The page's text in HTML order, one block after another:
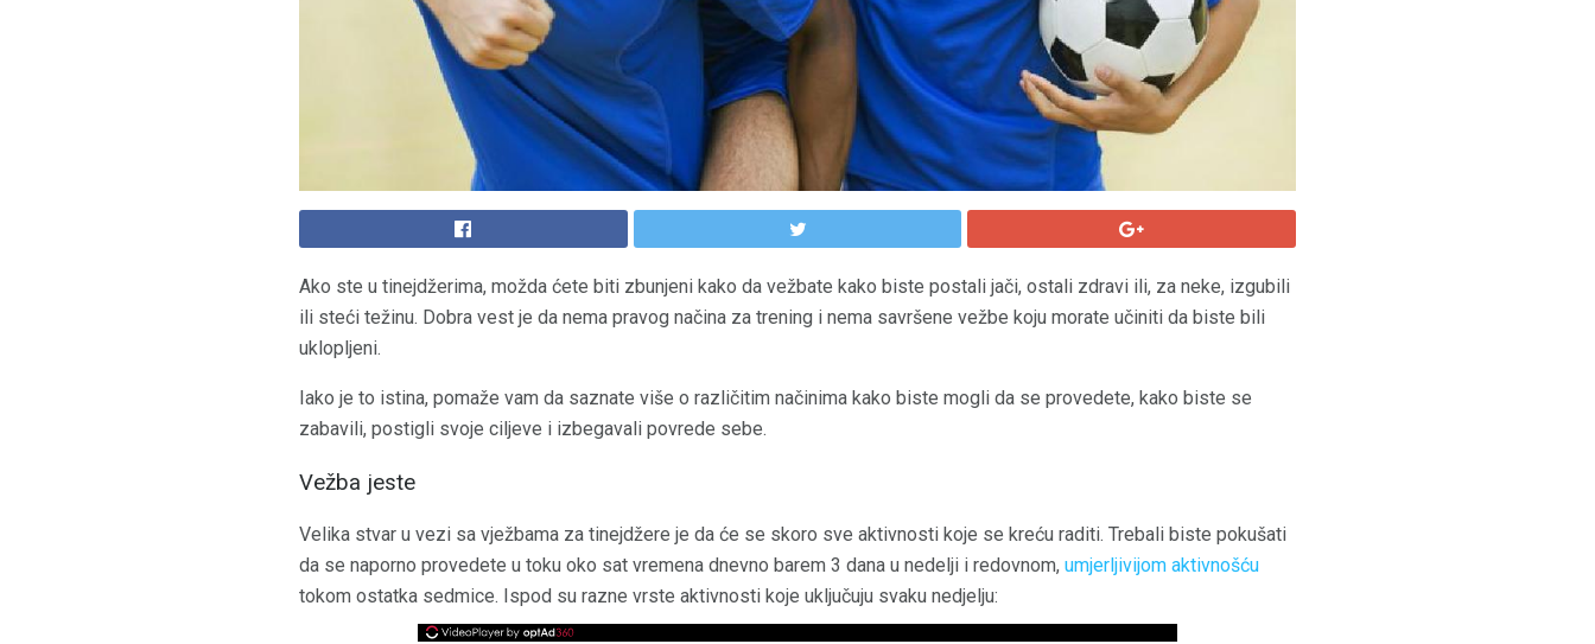
Ako ste u tinejdžerima, možda ćete biti zbunjeni kako da vežbate kako biste postali jači, ostali zdravi ili, za neke, izgubili
ili steći težinu. Dobra vest je da nema pravog načina za trening i nema savršene vežbe koju morate učiniti da biste bili
uklopljeni.
Iako je to istina, pomaže vam da saznate više o različitim načinima kako biste mogli da se provedete, kako biste se
zabavili, postigli svoje ciljeve i izbegavali povrede sebe.
Vežba jeste
Velika stvar u vezi sa vježbama za tinejdžere je da će se skoro sve aktivnosti koje se kreću raditi. Trebali biste pokušati
da se naporno provedete u toku oko sat vremena dnevno barem 3 dana u nedelji i redovnom, umjerljivijom aktivnošću
tokom ostatka sedmice. Ispod su razne vrste aktivnosti koje uključuju svaku nedjelju: